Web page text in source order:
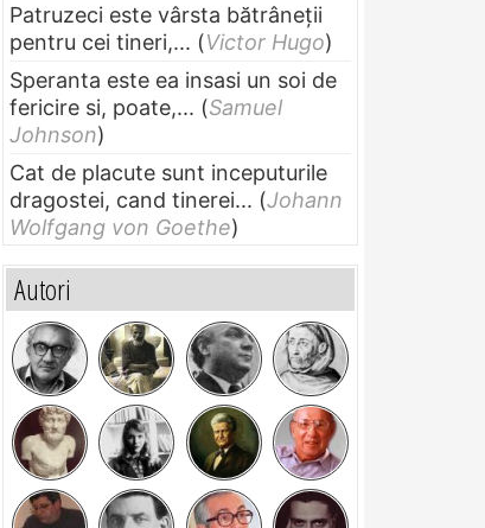
Patruzeci este vârsta bătrâneții
pentru cei tineri,... (Victor Hugo)
Speranta este ea insasi un soi de
fericire si, poate,... (Samuel
Johnson)
Cat de placute sunt inceputurile
dragostei, cand tinerei... (Johann
Wolfgang von Goethe)
Autori